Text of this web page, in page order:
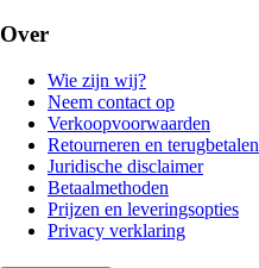
Over
Wie zijn wij?
Neem contact op
Verkoopvoorwaarden
Retourneren en terugbetalen
Juridische disclaimer
Betaalmethoden
Prijzen en leveringsopties
Privacy verklaring